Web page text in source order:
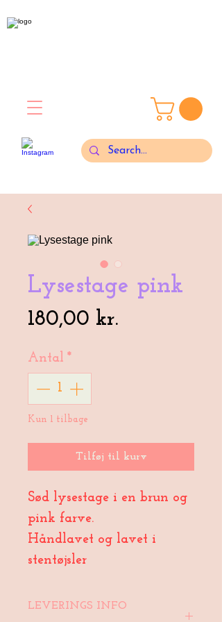
Lysestage pink
180,00 kr.Pris
Antal *
Kun 1 tilbage
Tilføj til kurv
Sød lysestage i en brun og
pink farve.
Håndlavet og lavet i
stentøjsler
LEVERINGS INFO